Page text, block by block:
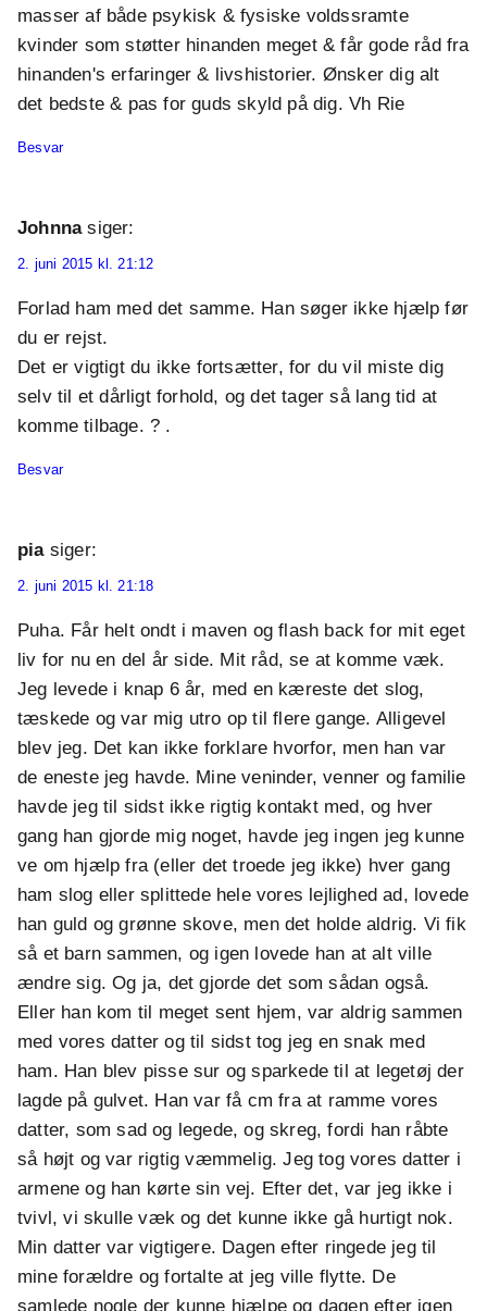
masser af både psykisk & fysiske voldssramte
kvinder som støtter hinanden meget & får gode råd fra
hinanden's erfaringer & livshistorier. Ønsker dig alt
det bedste & pas for guds skyld på dig. Vh Rie
Besvar
Johnna siger:
2. juni 2015 kl. 21:12
Forlad ham med det samme. Han søger ikke hjælp før
du er rejst.
Det er vigtigt du ikke fortsætter, for du vil miste dig
selv til et dårligt forhold, og det tager så lang tid at
komme tilbage. ? .
Besvar
pia siger:
2. juni 2015 kl. 21:18
Puha. Får helt ondt i maven og flash back for mit eget
liv for nu en del år side. Mit råd, se at komme væk.
Jeg levede i knap 6 år, med en kæreste det slog,
tæskede og var mig utro op til flere gange. Alligevel
blev jeg. Det kan ikke forklare hvorfor, men han var
de eneste jeg havde. Mine veninder, venner og familie
havde jeg til sidst ikke rigtig kontakt med, og hver
gang han gjorde mig noget, havde jeg ingen jeg kunne
ve om hjælp fra (eller det troede jeg ikke) hver gang
ham slog eller splittede hele vores lejlighed ad, lovede
han guld og grønne skove, men det holde aldrig. Vi fik
så et barn sammen, og igen lovede han at alt ville
ændre sig. Og ja, det gjorde det som sådan også.
Eller han kom til meget sent hjem, var aldrig sammen
med vores datter og til sidst tog jeg en snak med
ham. Han blev pisse sur og sparkede til at legetøj der
lagde på gulvet. Han var få cm fra at ramme vores
datter, som sad og legede, og skreg, fordi han råbte
så højt og var rigtig væmmelig. Jeg tog vores datter i
armene og han kørte sin vej. Efter det, var jeg ikke i
tvivl, vi skulle væk og det kunne ikke gå hurtigt nok.
Min datter var vigtigere. Dagen efter ringede jeg til
mine forældre og fortalte at jeg ville flytte. De
samlede nogle der kunne hjælpe og dagen efter igen